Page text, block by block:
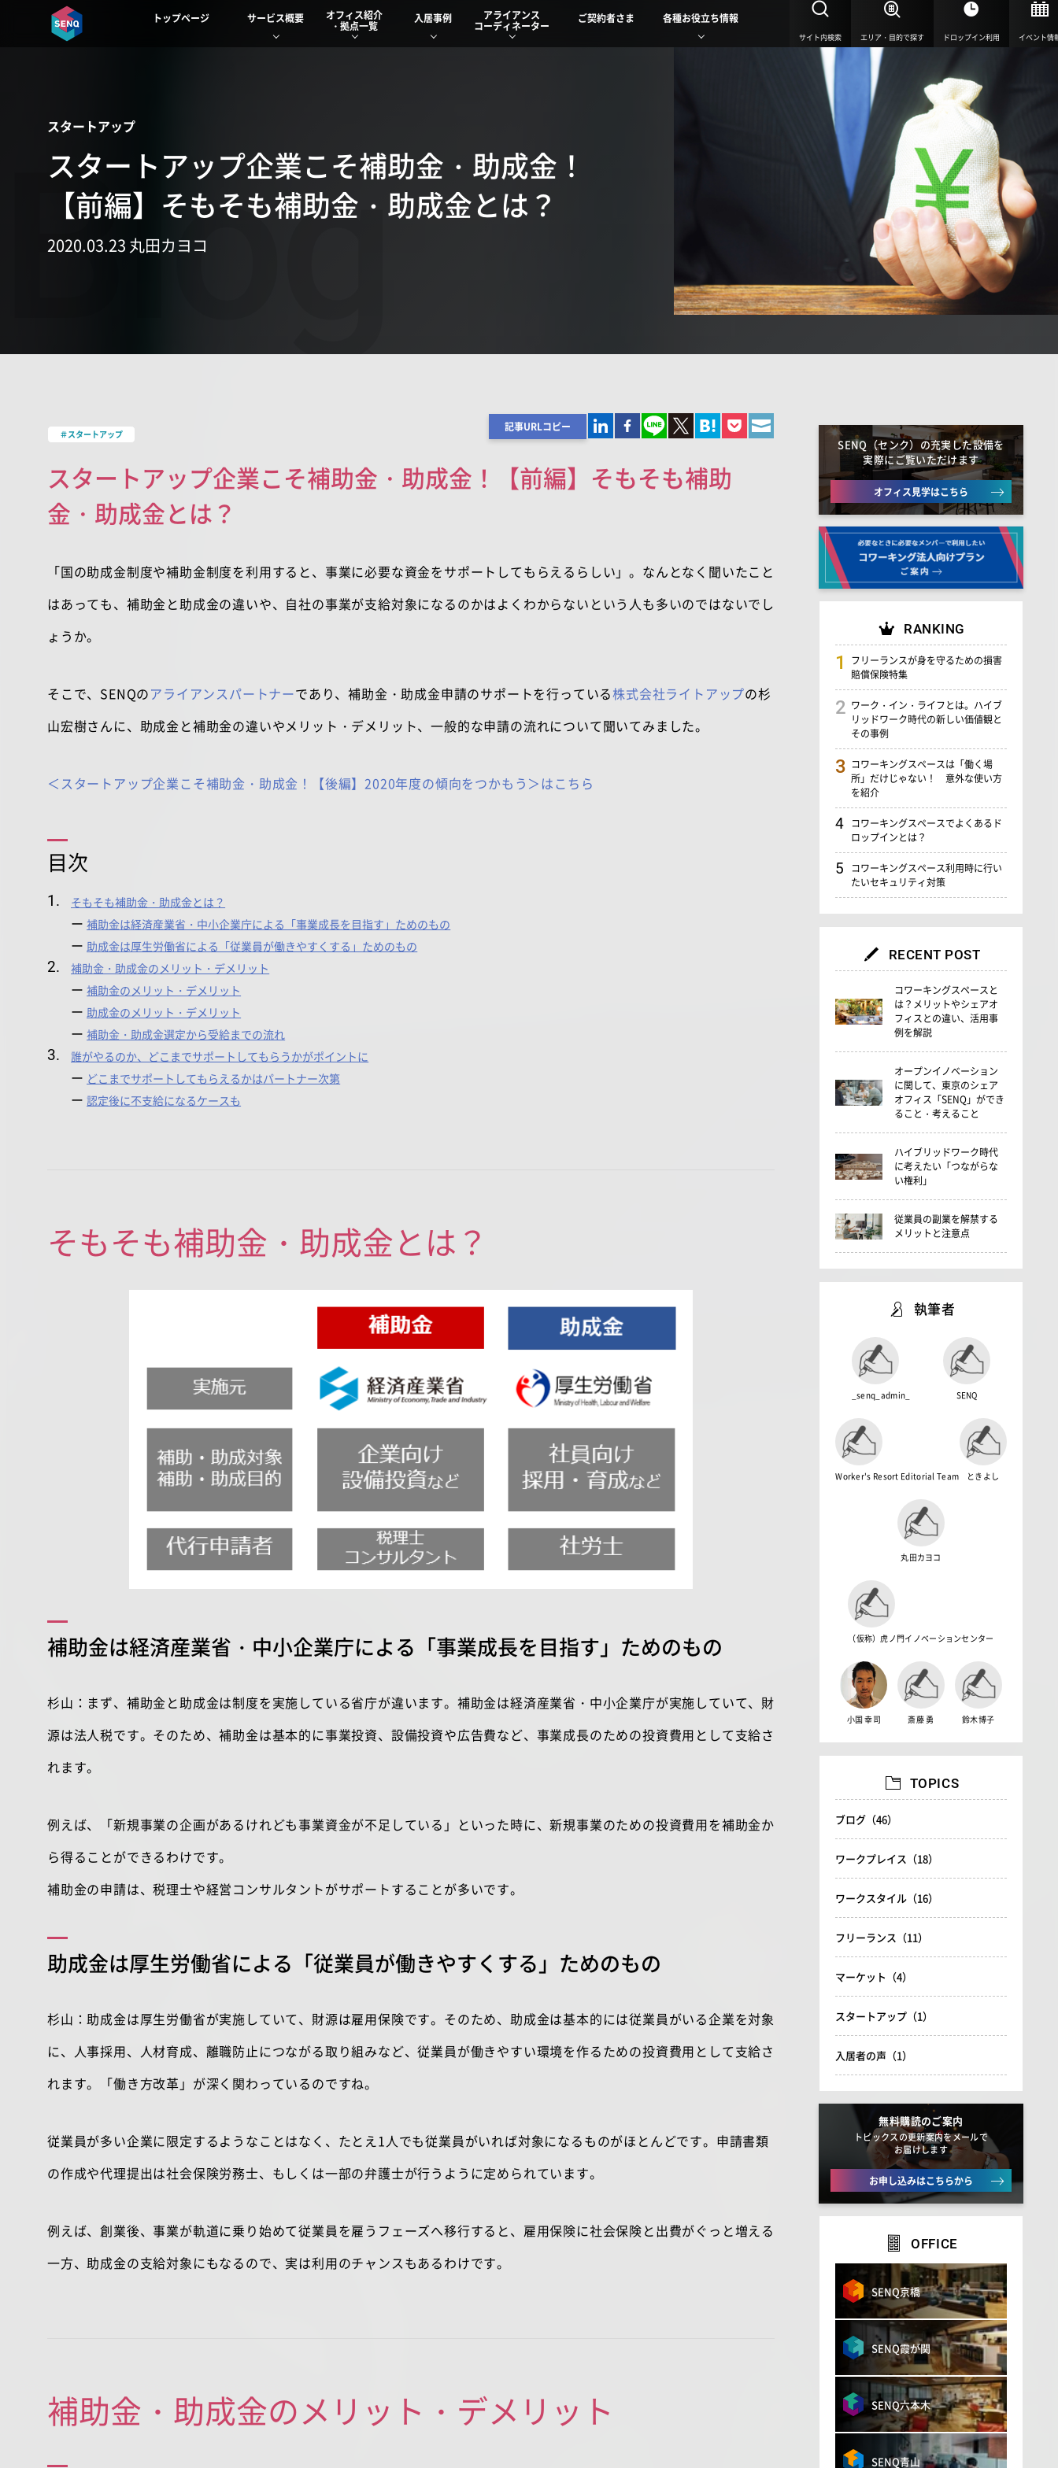
トップページ サービス概要
オフィス紹介
・拠点一覧
入居事例
アライアンス
コーディネーター
ご契約者さま 各種お役立ち情報
サイト内検索 エリア・目的で探す ドロップイン利用 イベント情
スタートアップ
スタートアップ企業こそ補助金・助成金！
【前編】そもそも補助金・助成金とは？
2020.03.23 丸田カヨコ
Blog
＃スタートアップ
記事URLコピー
スタートアップ企業こそ補助金・助成金！【前編】そもそも補助
金・助成金とは？
「国の助成金制度や補助金制度を利用すると、事業に必要な資金をサポートしてもらえるらしい」。なんとなく聞いたこと
はあっても、補助金と助成金の違いや、自社の事業が支給対象になるのかはよくわからないという人も多いのではないでし
ょうか。
そこで、 SENQのアライアンスパートナーであり、補助金・助成金申請のサポートを行っている株式会社ライトアップの杉
山宏樹さんに、助成金と補助金の違いやメリット・デメリット、一般的な申請の流れについて聞いてみました。
＜スタートアップ企業こそ補助金・助成金！【後編】2020年度の傾向をつかもう＞はこちら
目次
そもそも補助金・助成金とは？
補助金は経済産業省・中小企業庁による「事業成長を目指す」ためのもの
助成金は厚生労働省による「従業員が働きやすくする」ためのもの
補助金・助成金のメリット・デメリット
補助金のメリット・デメリット
助成金のメリット・デメリット
補助金・助成金選定から受給までの流れ
誰がやるのか、どこまでサポートしてもらうかがポイントに
どこまでサポートしてもらえるかはパートナー次第
認定後に不支給になるケースも
そもそも補助金・助成金とは？
補助金は経済産業省・中小企業庁による「事業成長を目指す」ためのもの
杉山：まず、補助金と助成金は制度を実施している省庁が違います。補助金は経済産業省・中小企業庁が実施していて、財
源は法人税です。そのため、補助金は基本的に事業投資、設備投資や広告費など、事業成長のための投資費用として支給さ
れます。
例えば、「新規事業の企画があるけれども事業資金が不足している」といった時に、新規事業のための投資費用を補助金か
ら得ることができるわけです。
補助金の申請は、税理士や経営コンサルタントがサポートすることが多いです。
助成金は厚生労働省による「従業員が働きやすくする」ためのもの
杉山：助成金は厚生労働省が実施していて、財源は雇用保険です。そのため、助成金は基本的には従業員がいる企業を対象
に、人事採用、人材育成、離職防止につながる取り組みなど、従業員が働きやすい環境を作るための投資費用として支給さ
れます。「働き方改革」が深く関わっているのですね。
従業員が多い企業に限定するようなことはなく、たとえ 1 人でも従業員がいれば対象になるものがほとんどです。申請書類
の作成や代理提出は社会保険労務士、もしくは一部の弁護士が行うように定められています。
例えば、創業後、事業が軌道に乗り始めて従業員を雇うフェーズへ移行すると、雇用保険に社会保険と出費がぐっと増える
一方、助成金の支給対象にもなるので、実は利用のチャンスもあるわけです。
補助金・助成金のメリット・デメリット
SENQ（センク）の充実した設備を
実際にご覧いただけます
オフィス見学はこちら
RANKING
フリーランスが身を守るための損害
賠償保険特集
ワーク・イン・ライフとは。ハイブ
リッドワーク時代の新しい価値観と
その事例
コワーキングスペースは「働く場
所」だけじゃない！ 意外な使い方
を紹介
コワーキングスペースでよくあるド
ロップインとは？
コワーキングスペース利用時に行い
たいセキュリティ対策
RECENT POST
コワーキングスペースと
は？メリットやシェアオ
フィスとの違い、活用事
例を解説
オープンイノベーション
に関して、東京のシェア
オフィス「SENQ」ができ
ること・考えること
ハイブリッドワーク時代
に考えたい「つながらな
い権利」
従業員の副業を解禁する
メリットと注意点
執筆者
_senq_admin_ SENQ
Worker's Resort Editorial Team ときよし
丸田カヨコ
（仮称）虎ノ門イノベーションセンター
小国 幸司 斎藤 勇 鈴木博子
TOPICS
ブログ（46）
ワークプレイス（18）
ワークスタイル（16）
フリーランス（11）
マーケット（4）
スタートアップ（1）
入居者の声（1）
無料購読のご案内
トピックスの更新案内をメールで
お届けします
お申し込みはこちらから
OFFICE
SENQ京橋
SENQ霞が関
SENQ六本木
SENQ青山